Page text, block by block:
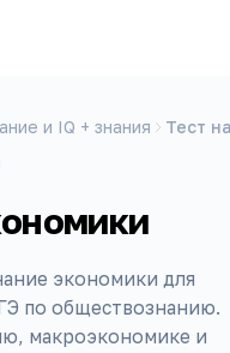
и IQ + знания Тест
экономики для
по обществознанию.
макроэкономике и